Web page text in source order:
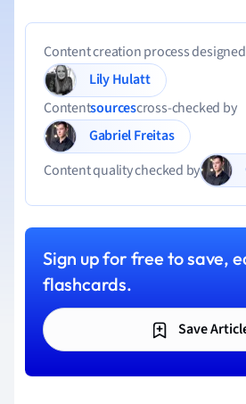
Content creation process
Lily Hulatt
Contentsourcescross-checked by
Gabriel Freitas
Content quality checked by
Sign up for free to save,
flashcards.
Save